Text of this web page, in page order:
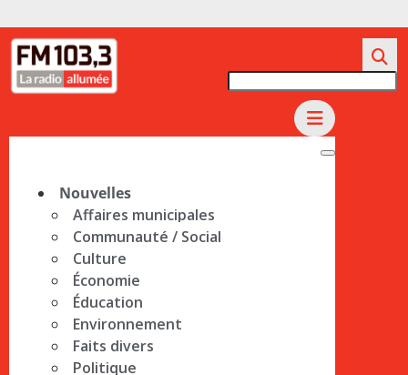
Nouvelles
Affaires municipales
Communauté / Social
Culture
Économie
Éducation
Environnement
Faits divers
Politique